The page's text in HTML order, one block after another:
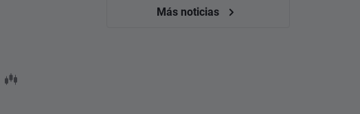
Más noticias